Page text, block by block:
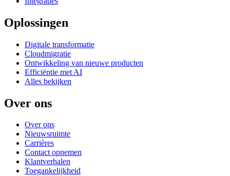
Oplossingen
Digitale transformatie
Cloudmigratie
Ontwikkeling van nieuwe producten
Efficiëntie met AI
Alles bekijken
Over ons
Over ons
Nieuwsruimte
Carrières
Contact opnemen
Klantverhalen
Toegankelijkheid